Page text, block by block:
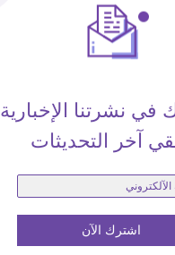
في نشرتنا الإخبارية
آخر التحديثات